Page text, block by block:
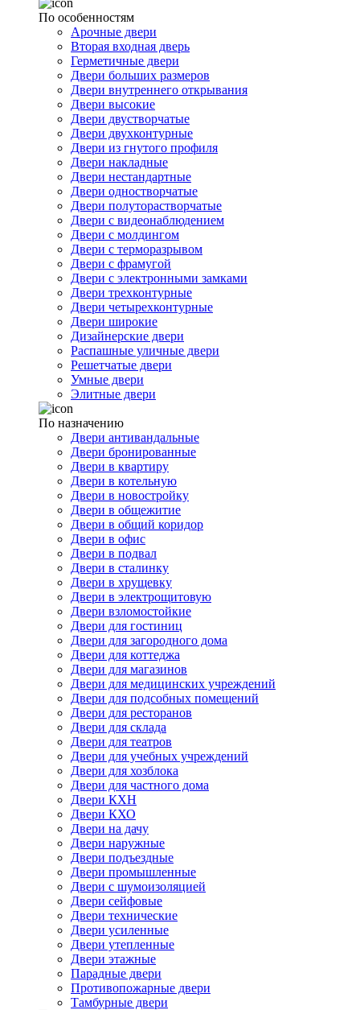
По особенностям
Арочные двери
Вторая входная дверь
Герметичные двери
Двери больших размеров
Двери внутреннего открывания
Двери высокие
Двери двустворчатые
Двери двухконтурные
Двери из гнутого профиля
Двери накладные
Двери нестандартные
Двери одностворчатые
Двери полуторастворчатые
Двери с видеонаблюдением
Двери с молдингом
Двери с терморазрывом
Двери с фрамугой
Двери с электронными замками
Двери трехконтурные
Двери четырехконтурные
Двери широкие
Дизайнерские двери
Распашные уличные двери
Решетчатые двери
Умные двери
Элитные двери
По назначению
Двери антивандальные
Двери бронированные
Двери в квартиру
Двери в котельную
Двери в новостройку
Двери в общежитие
Двери в общий коридор
Двери в офис
Двери в подвал
Двери в сталинку
Двери в хрущевку
Двери в электрощитовую
Двери взломостойкие
Двери для гостиниц
Двери для загородного дома
Двери для коттеджа
Двери для магазинов
Двери для медицинских учреждений
Двери для подсобных помещений
Двери для ресторанов
Двери для склада
Двери для театров
Двери для учебных учреждений
Двери для хозблока
Двери для частного дома
Двери КХН
Двери КХО
Двери на дачу
Двери наружные
Двери подъездные
Двери промышленные
Двери с шумоизоляцией
Двери сейфовые
Двери технические
Двери усиленные
Двери утепленные
Двери этажные
Парадные двери
Противопожарные двери
Тамбурные двери